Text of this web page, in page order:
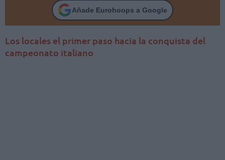
Añade Eurohoops a Google
Los locales el primer paso hacia la conquista del
campeonato italiano